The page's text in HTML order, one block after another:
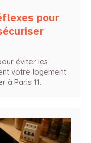
pour
éviter les
votre logement
à Paris 11.